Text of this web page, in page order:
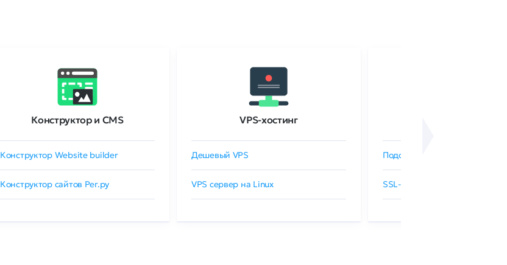
Конструктор и CMS
Конструктор Website builder
Конструктор сайтов Рег.ру
VPS-хостинг
Дешевый VPS
VPS сервер на Linux
Подобрать SSL-сертификат
SSL-сертификаты GlobalSign